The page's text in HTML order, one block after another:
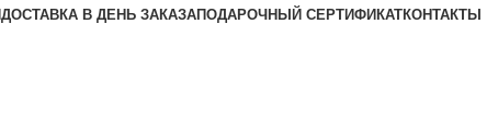
ДОСТАВКА В ДЕНЬ ЗАКАЗАПОДАРОЧНЫЙ СЕРТИФИКАТКОНТАКТЫ